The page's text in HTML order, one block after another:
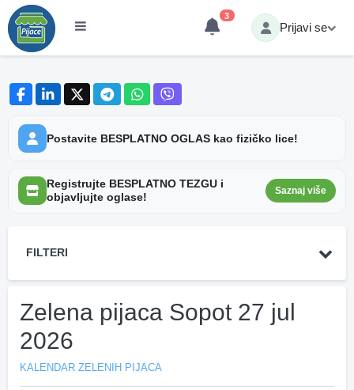
3
Prijavi se
Postavite BESPLATNO OGLAS kao fizičko lice!
Registrujte BESPLATNO TEZGU i
objavljujte oglase!
Saznaj više
FILTERI
Zelena pijaca Sopot 27 jul
2026
KALENDAR ZELENIH PIJACA